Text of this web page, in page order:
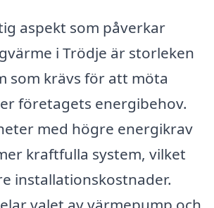
aspekt som påverkar
i Trödje är storleken
som krävs för att möta
företagets energibehov.
med högre energikrav
kraftfulla system, vilket
installationskostnader.